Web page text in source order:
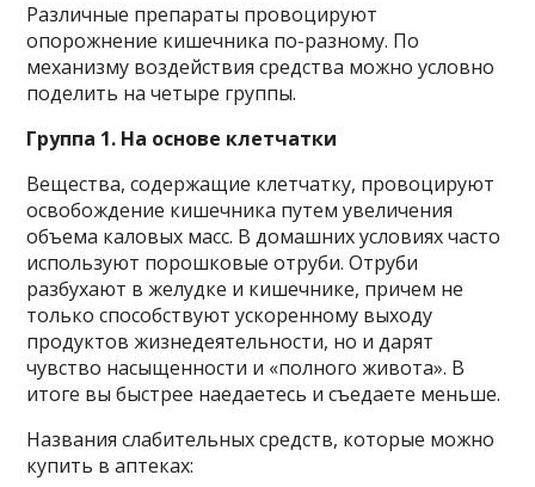
Различные препараты провоцируют
опорожнение кишечника по-разному. По
механизму воздействия средства можно условно
поделить на четыре группы.
Группа 1. На основе клетчатки
Вещества, содержащие клетчатку, провоцируют
освобождение кишечника путем увеличения
объема каловых масс. В домашних условиях часто
используют порошковые отруби. Отруби
разбухают в желудке и кишечнике, причем не
только способствуют ускоренному выходу
продуктов жизнедеятельности, но и дарят
чувство насыщенности и «полного живота». В
итоге вы быстрее наедаетесь и съедаете меньше.
Названия слабительных средств, которые можно
купить в аптеках: